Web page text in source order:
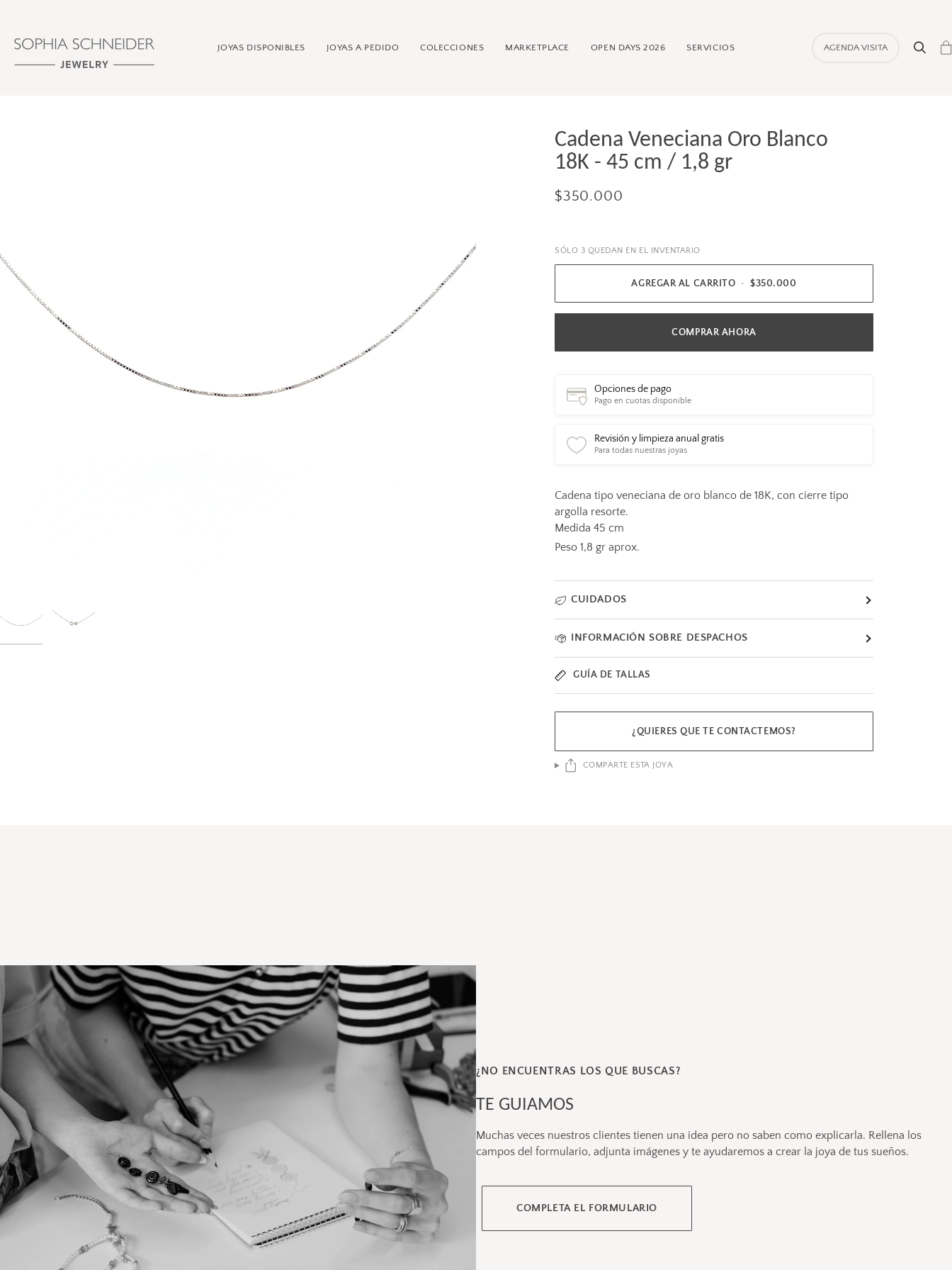
JOYAS DISPONIBLES JOYAS A PEDIDO COLECCIONES MARKETPLACE OPEN DAYS 2026 SERVICIOS AGENDA VISITA
Buscar
Cadena Veneciana Oro Blanco
18K - 45 cm / 1,8 gr
$350.000
SÓLO 3 QUEDAN EN EL INVENTARIO
AGREGAR AL CARRITO • $350.000
COMPRAR AHORA
Opciones de pago
Pago en cuotas disponible
Revisión y limpieza anual gratis
Para todas nuestras joyas
Cadena tipo veneciana de oro blanco de 18K, con cierre tipo
argolla resorte.
Medida 45 cm
Peso 1,8 gr aprox.
CUIDADOS
INFORMACIÓN SOBRE DESPACHOS
GUÍA DE TALLAS
¿QUIERES QUE TE CONTACTEMOS?
COMPARTE ESTA JOYA
¿NO ENCUENTRAS LOS QUE BUSCAS?
TE GUIAMOS
Muchas veces nuestros clientes tienen una idea pero no saben como explicarla. Rellena los
campos del formulario, adjunta imágenes y te ayudaremos a crear la joya de tus sueños.
COMPLETA EL FORMULARIO